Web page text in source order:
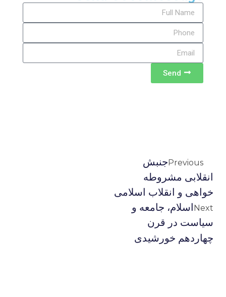
Send
Previous جنبش
انقلابی مشروطه
خواهی و انقلاب اسلامی
Next اسلام، جامعه و
سیاست در قرن
چهاردهم خورشیدی